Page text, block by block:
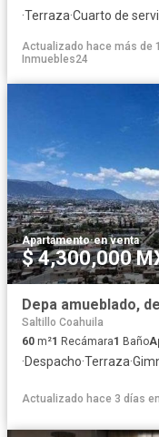
·Terraza·Cuarto de
Actualizado hace más de
Inmuebles24
Apartamento·en venta
$ 4,300,000
Depa amueblado,
Saltillo Coahuila
60 m²1 Recámara1 Baño
·Despacho·Terraza·
Actualizado hace 3 días en